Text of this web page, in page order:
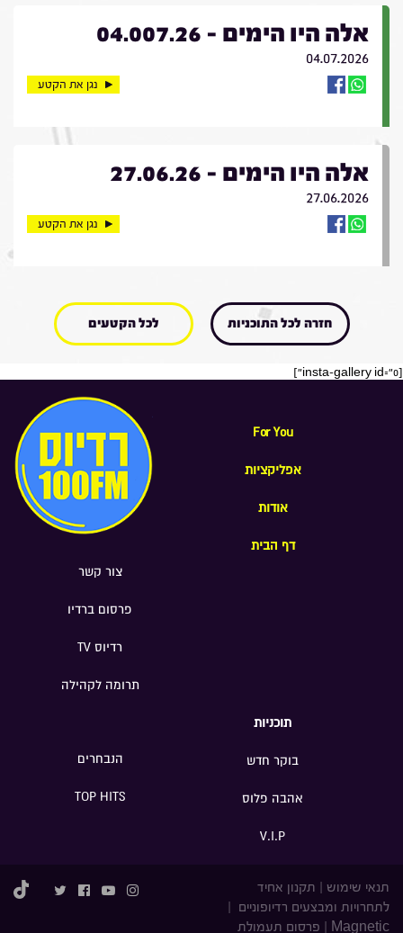
אלה היו הימים - 04.007.26
04.07.2026
נגן את הקטע
אלה היו הימים - 27.06.26
27.06.2026
נגן את הקטע
חזרה לכל התוכניות לכל הקטעים
[insta-gallery id="0"]
For You
אפליקציות
אודות
דף הבית
צור קשר
פרסום ברדיו
רדיוס TV
תרומה לקהילה
תוכניות
בוקר חדש
אהבה פלוס
V.I.P
הנבחרים
TOP HITS
תנאי שימוש
תקנון אחיד
לתחרויות ומבצעים רדיופוניים
Magnetic
פרסום תעמולת